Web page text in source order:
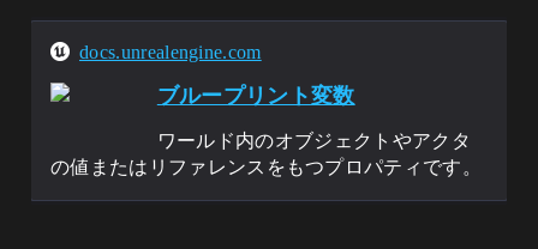
docs.unrealengine.com
ブループリント変数
ワールド内のオブジェクトやアクタ
の値またはリファレンスをもつプロパティです。